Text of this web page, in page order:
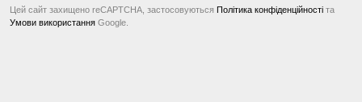
Цей сайт захищено reCAPTCHA, застосовуються Політика конфіденційності та
Умови використання Google.